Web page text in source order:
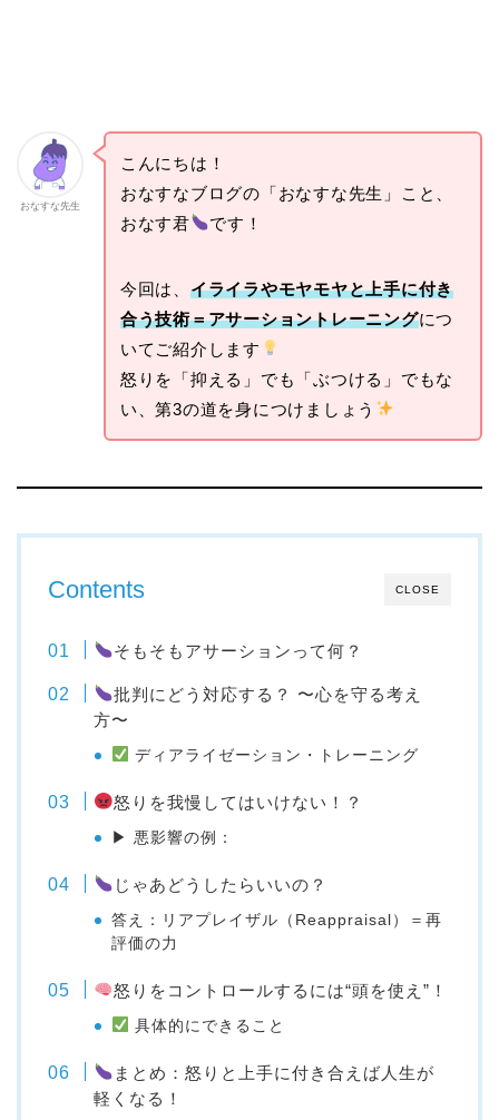
おなすな先生
こんにちは！
おなすなブログの「おなすな先生」こと、
おなす君
です！
今回は、 イライラやモヤモヤと上手に付き
合う技術＝アサーショントレーニングにつ
いてご紹介します
怒りを「抑える」でも「ぶつける」でもな
い、第3の道を身につけましょう
CLOSE
Contents
そもそもアサーションって何？
批判にどう対応する？ 〜心を守る考え
方〜
ディアライゼーション・トレーニング
怒りを我慢してはいけない！？
▶ 悪影響の例：
じゃあどうしたらいいの？
答え：リアプレイザル（Reappraisal）＝再
評価の力
怒りをコントロールするには“頭を使え”！
具体的にできること
まとめ：怒りと上手に付き合えば人生が
軽くなる！